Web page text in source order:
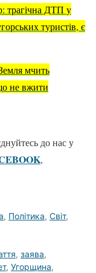
трагічна ДТП у
туристів, є
мчить
не вжити
до нас у
,
, Політика, Світ,
, заява,
, Угорщина,